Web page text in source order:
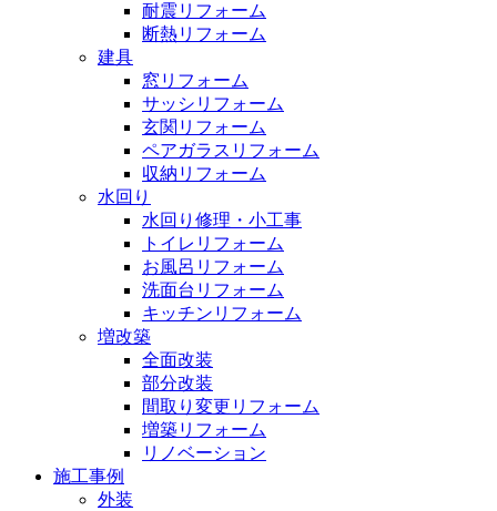
耐震リフォーム
断熱リフォーム
建具
窓リフォーム
サッシリフォーム
玄関リフォーム
ペアガラスリフォーム
収納リフォーム
水回り
水回り修理・小工事
トイレリフォーム
お風呂リフォーム
洗面台リフォーム
キッチンリフォーム
増改築
全面改装
部分改装
間取り変更リフォーム
増築リフォーム
リノベーション
施工事例
外装